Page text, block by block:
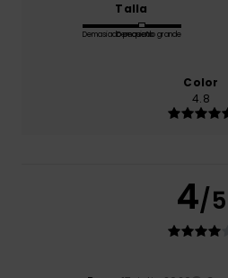
Talla
Demasiado pequeño
Demasiado grande
Color
4.8
4/5